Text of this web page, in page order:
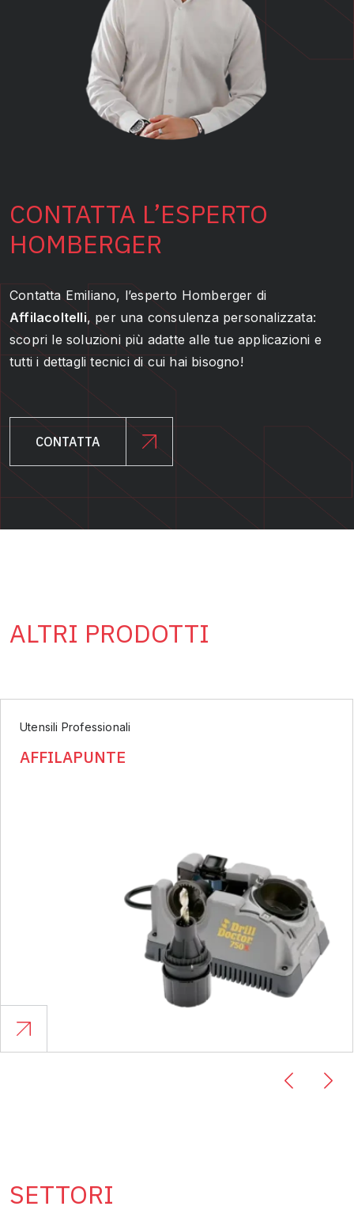
CONTATTA L’ESPERTO
HOMBERGER
Contatta Emiliano, l’esperto Homberger di
Affilacoltelli, per una consulenza personalizzata:
scopri le soluzioni più adatte alle tue applicazioni e
tutti i dettagli tecnici di cui hai bisogno!
CONTATTA
ALTRI PRODOTTI
Utensili Professionali
AFFILAPUNTE
SETTORI